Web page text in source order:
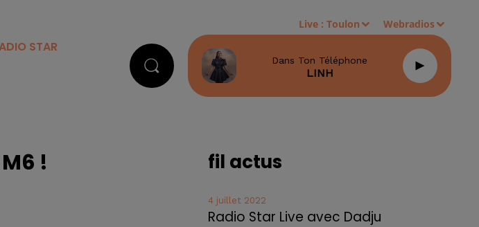
STAR
Live :Toulon Webradios
Dans Ton Téléphone
LINH
! fil actus
4 juillet 2022
Radio Star Live avec Dadju